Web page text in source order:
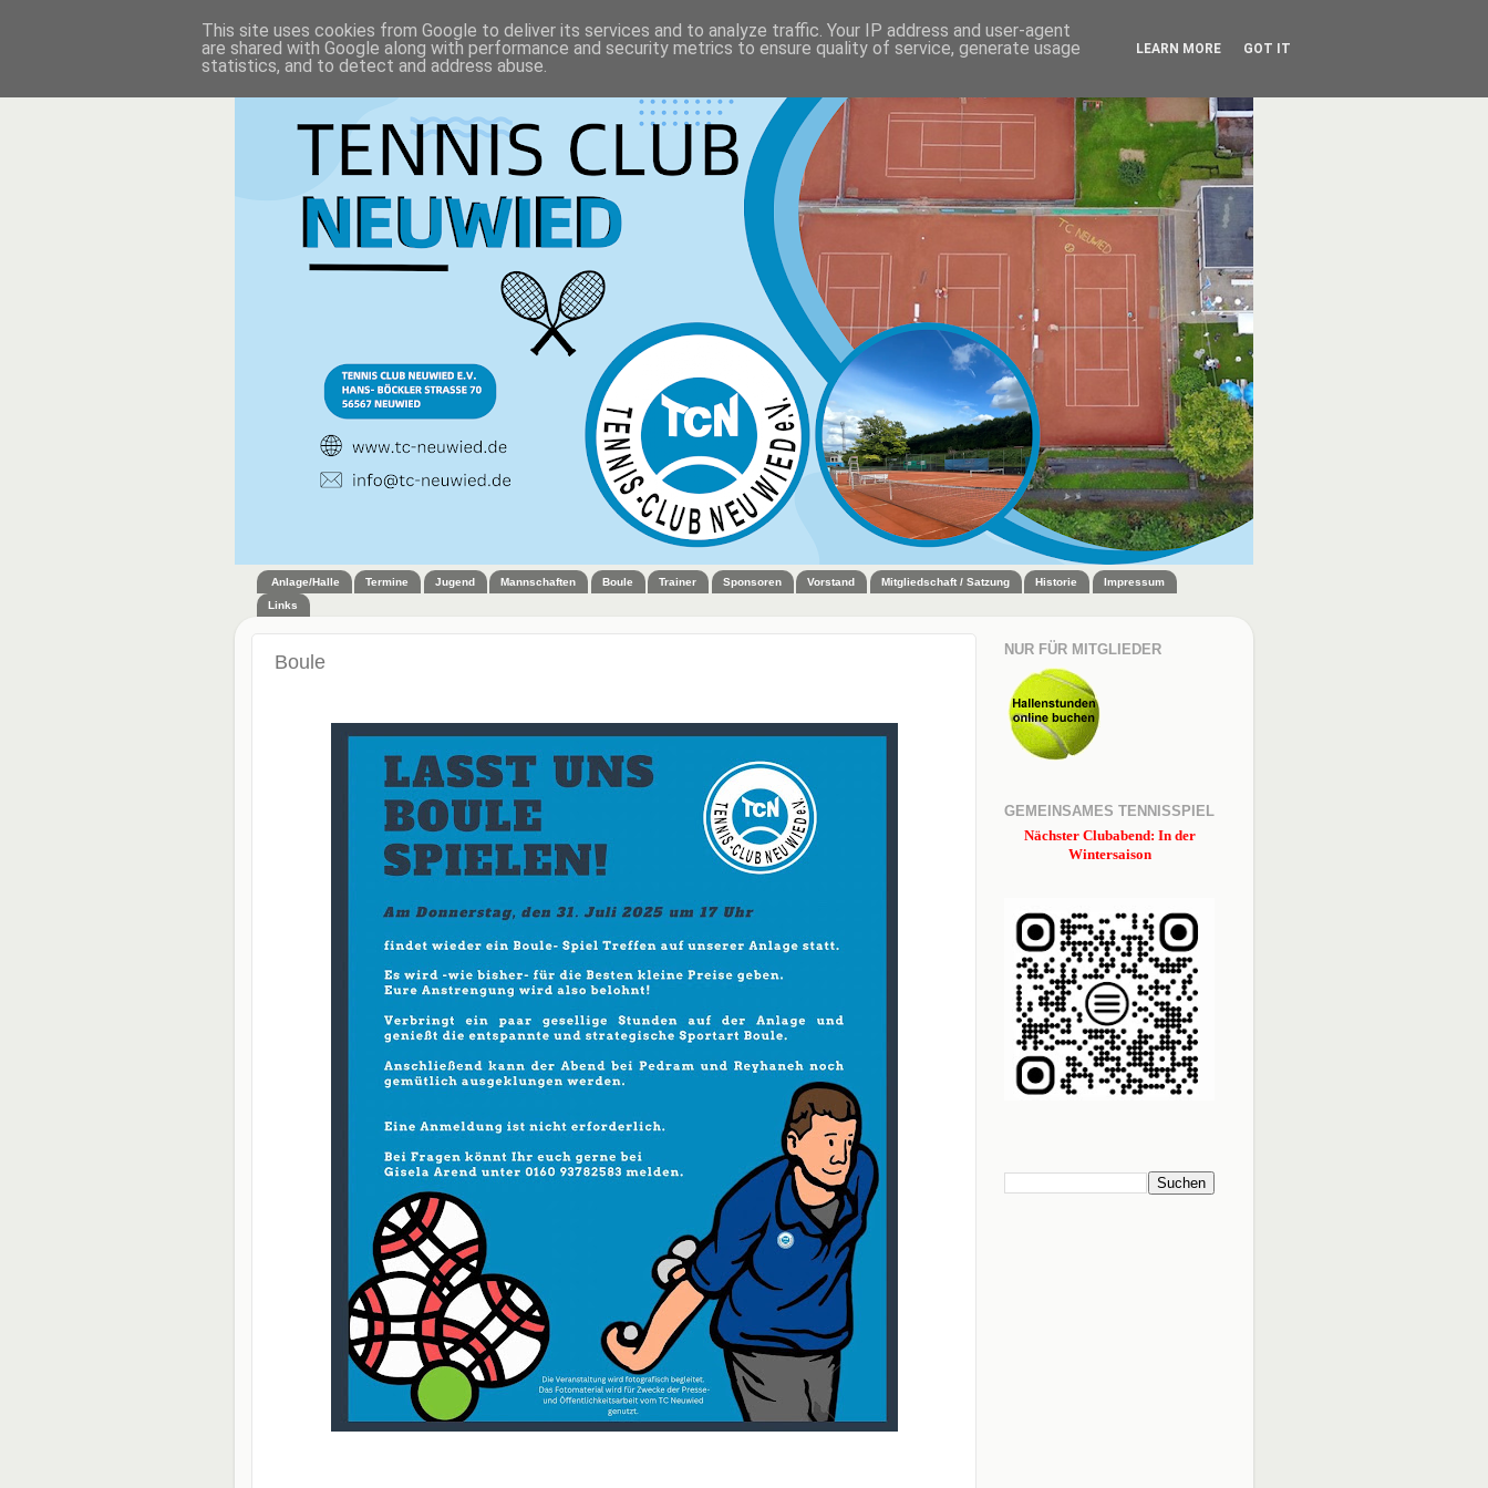
Anlage/Halle Termine Jugend Mannschaften Boule Trainer Sponsoren Vorstand Mitgliedschaft / Satzung Historie
Impressum
Links
Boule
NUR FÜR MITGLIEDER
GEMEINSAMES TENNISSPIEL
Nächster Clubabend: In der
Wintersaison
This site uses cookies from Google to deliver its services and to analyze traffic. Your IP address and user-agent
are shared with Google along with performance and security metrics to ensure quality of service, generate usage
statistics, and to detect and address abuse.
LEARN MORE GOT IT